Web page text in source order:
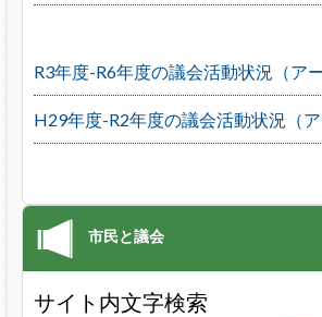
R3年度-R6年度の議会活動状況（アー
H29年度-R2年度の議会活動状況（ア
サイト内文字検索